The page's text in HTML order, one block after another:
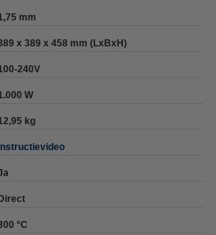
mm
x 389 x 458 mm (LxBxH)
240V
W
kg
Instructievideo
Direct
°C